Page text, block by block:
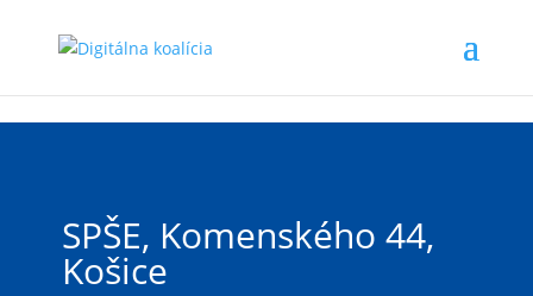
SPŠE, Komenského 44,
Košice